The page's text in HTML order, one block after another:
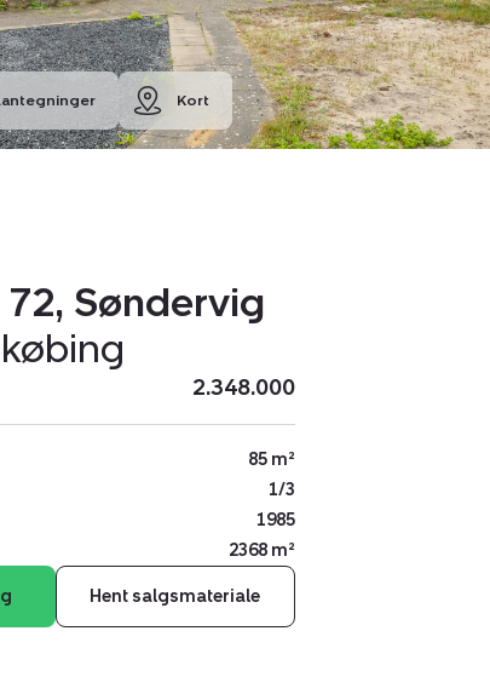
Kort
Søndervig
2.348.000
85 m²
1/3
1985
2368 m²
Hent salgsmateriale